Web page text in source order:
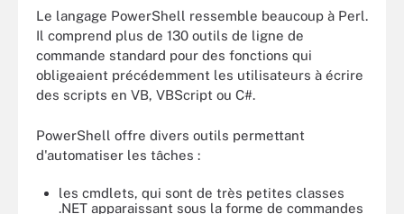
Le langage PowerShell ressemble beaucoup à Perl.
Il comprend plus de 130 outils de ligne de
commande standard pour des fonctions qui
obligeaient précédemment les utilisateurs à écrire
des scripts en VB, VBScript ou C#.
PowerShell offre divers outils permettant
d'automatiser les tâches :
les cmdlets, qui sont de très petites classes
.NET apparaissant sous la forme de commandes